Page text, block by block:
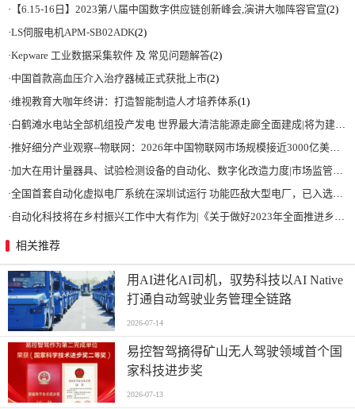
· 【6.15-16日】2023第八届中国数字供应链创新峰会,演讲大咖阵容官宣(2)
·LS伺服电机APM-SB02ADK(2)
·Kepware 工业数据采集软件 及 常见问题解答(2)
·中国首款高血压介入治疗器械正式获批上市(2)
·维视教育大咖年终讲：打造智能制造人才培养体系(1)
·白鹤滩水电站全部机组投产发电 世界最大清洁能源走廊全面建成|将为建设新型能源体系、保障国家能源安全、实现“双碳”目标提供有力支撑
·推好细分产业观察--物联网：2026年中国物联网市场规模接近3000亿美元 智慧工厂、智慧城市、智慧电网等将占60%以上
·加大在用计量器具、试验检测设备的自动化、数字化改造力度|市场监管总局 工业和信息化部 关于促进企业计量能力提升的指导意见
·全国首套自动化虚拟电厂系统在深圳试运行 功能匹敌大型电厂，已入选国际典型案例
· 自动化科技将在乡村振兴工作中大有作为|《关于做好2023年全面推进乡村振兴重点工作的意见》发布
相关推荐
用AI进化AI司机，驭势科技以AI Native
打通自动驾驶业务管理全链路
2026-07-14
易控智驾摘得矿山无人驾驶领域首个国
家科技进步奖
2026-07-13